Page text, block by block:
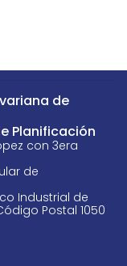
de
Planificación
con 3era
de
Industrial de
Postal 1050